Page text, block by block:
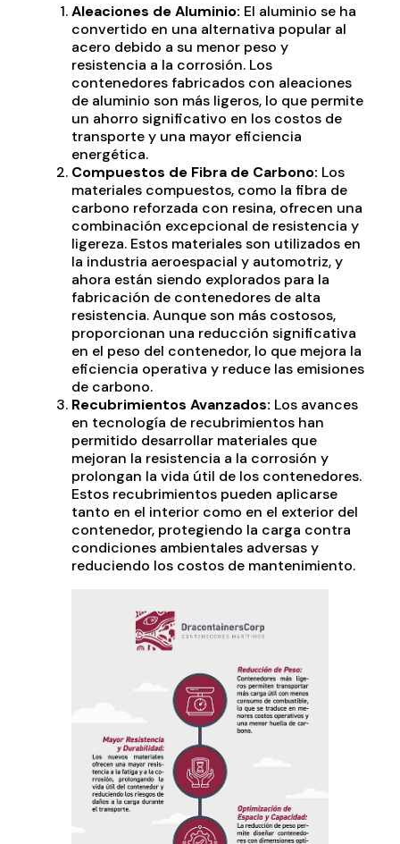
Aleaciones de Aluminio: El aluminio se ha
convertido en una alternativa popular al
acero debido a su menor peso y
resistencia a la corrosión. Los
contenedores fabricados con aleaciones
de aluminio son más ligeros, lo que permite
un ahorro significativo en los costos de
transporte y una mayor eficiencia
energética.
Compuestos de Fibra de Carbono: Los
materiales compuestos, como la fibra de
carbono reforzada con resina, ofrecen una
combinación excepcional de resistencia y
ligereza. Estos materiales son utilizados en
la industria aeroespacial y automotriz, y
ahora están siendo explorados para la
fabricación de contenedores de alta
resistencia. Aunque son más costosos,
proporcionan una reducción significativa
en el peso del contenedor, lo que mejora la
eficiencia operativa y reduce las emisiones
de carbono.
Recubrimientos Avanzados: Los avances
en tecnología de recubrimientos han
permitido desarrollar materiales que
mejoran la resistencia a la corrosión y
prolongan la vida útil de los contenedores.
Estos recubrimientos pueden aplicarse
tanto en el interior como en el exterior del
contenedor, protegiendo la carga contra
condiciones ambientales adversas y
reduciendo los costos de mantenimiento.